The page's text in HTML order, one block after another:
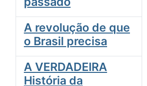
A revolução de que
o Brasil precisa
A VERDADEIRA
História da